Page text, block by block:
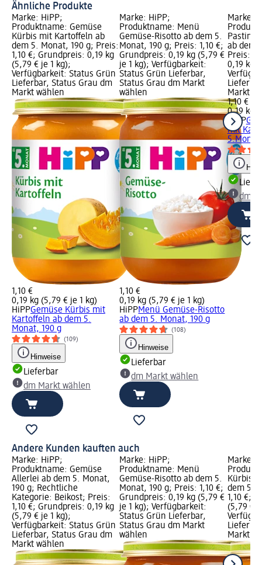
Ähnliche Produkte
Marke: HiPP;
Produktname: Gemüse
Kürbis mit Kartoffeln ab
dem 5. Monat, 190 g; Preis:
1,10 €; Grundpreis: 0,19 kg
(5,79 € je 1 kg);
Verfügbarkeit: Status Grün
Lieferbar, Status Grau dm
Markt wählen
1,10 €
0,19 kg (5,79 € je 1 kg)
HiPPGemüse Kürbis mit
Kartoffeln ab dem 5.
Monat, 190 g
(109)
Hinweise
Lieferbar
dm Markt wählen
Marke: HiPP;
Produktname: Menü
Gemüse-Risotto ab dem 5.
Monat, 190 g; Preis: 1,10 €;
Grundpreis: 0,19 kg (5,79 €
je 1 kg); Verfügbarkeit:
Status Grün Lieferbar,
Status Grau dm Markt
wählen
1,10 €
0,19 kg (5,79 € je 1 kg)
HiPPMenü Gemüse-Risotto
ab dem 5. Monat, 190 g
(108)
Hinweise
Lieferbar
dm Markt wählen
Marke:
ab dem
Preis:
0,19 kg
Markt
1,10 €
0,19 kg
HiPP
mit
dm
Andere Kunden kauften auch
Marke: HiPP;
Produktname: Gemüse
Allerlei ab dem 5. Monat,
190 g; Rechtliche
Kategorie: Beikost; Preis:
1,10 €; Grundpreis: 0,19 kg
(5,79 € je 1 kg);
Verfügbarkeit: Status Grün
Lieferbar, Status Grau dm
Markt wählen
Marke: HiPP;
Produktname: Menü
Gemüse-Risotto ab dem 5.
Monat, 190 g; Preis: 1,10 €;
Grundpreis: 0,19 kg (5,79 €
je 1 kg); Verfügbarkeit:
Status Grün Lieferbar,
Status Grau dm Markt
wählen
Marke:
Kürbis
dem 5.
1,10 €;
(5,79 €
Markt